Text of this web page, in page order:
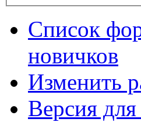
Список
новичков
Изменить
Версия для